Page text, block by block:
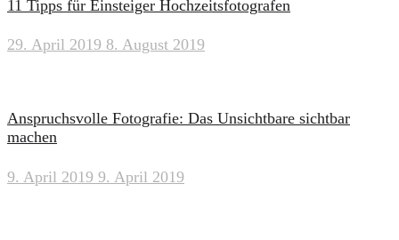
11 Tipps für Einsteiger Hochzeitsfotografen
29. April 2019 8. August 2019
Anspruchsvolle Fotografie: Das Unsichtbare sichtbar
machen
9. April 2019 9. April 2019